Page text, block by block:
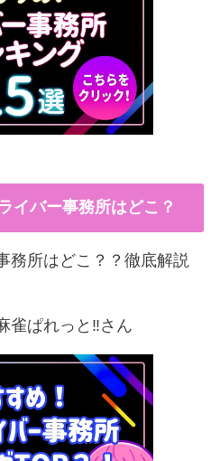
イバー事務所はどこ？
務所はどこ？？徹底解説
雀ぱれっと‼︎さん